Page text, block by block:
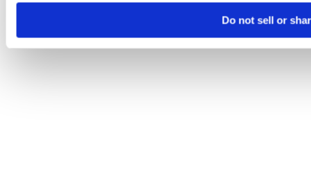
Do not sell or